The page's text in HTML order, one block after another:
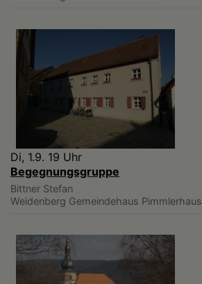
Di, 1.9. 19 Uhr
Begegnungsgruppe
Bittner Stefan
Weidenberg Gemeindehaus Pimmlerhaus